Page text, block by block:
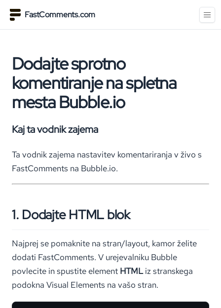
FastComments.com
Dodajte sprotno
komentiranje na spletna
mesta Bubble.io
Kaj ta vodnik zajema
Ta vodnik zajema nastavitev komentariranja v živo s
FastComments na Bubble.io.
1. Dodajte HTML blok
Najprej se pomaknite na stran/layout, kamor želite
dodati FastComments. V urejevalniku Bubble
povlecite in spustite element HTMLiz stranskega
podokna Visual Elements na vašo stran.